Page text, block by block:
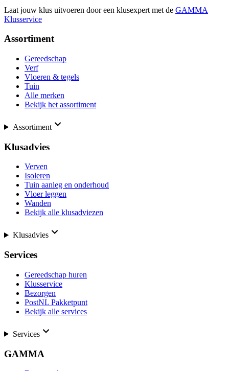
Laat jouw klus uitvoeren door een klusexpert met de GAMMA
Klusservice
Assortiment
Gereedschap
Verf
Vloeren & tegels
Tuin
Alle merken
Bekijk het assortiment
Assortiment
Klusadvies
Verven
Isoleren
Tuin aanleg en onderhoud
Vloer leggen
Wanden
Bekijk alle klusadviezen
Klusadvies
Services
Gereedschap huren
Klusservice
Bezorgen
PostNL Pakketpunt
Bekijk alle services
Services
GAMMA